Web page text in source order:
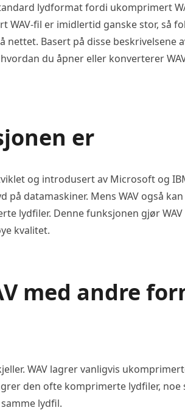
lydformat fordi ukomprimert
fil er imidlertid ganske stor, så
Basert på disse beskrivelsene
du åpner eller konverterer
er
og introdusert av Microsoft og
datamaskiner. Mens WAV også
lydfiler. Denne funksjonen gjør
kvalitet.
med andre
WAV lagrer vanligvis
den ofte komprimerte lydfiler, noe
lydfil.